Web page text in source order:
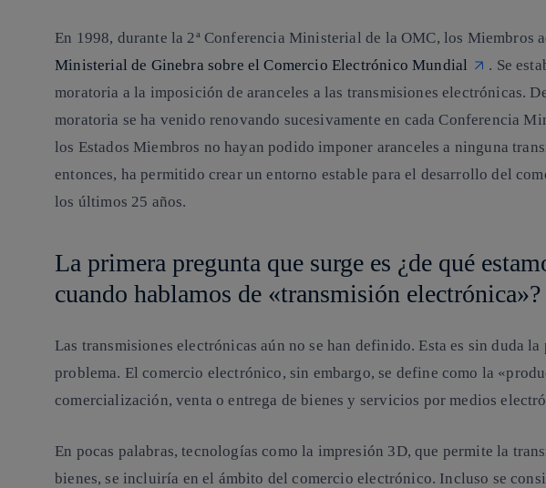
En 1998, durante la 2ª Conferencia Ministerial de la OMC, los Miembros
Ministerial de Ginebra sobre el Comercio Electrónico Mundial
. Se
moratoria a la imposición de aranceles a las transmisiones electrónicas.
moratoria se ha venido renovando sucesivamente en cada Conferencia
los Estados Miembros no hayan podido imponer aranceles a ninguna
entonces, ha permitido crear un entorno estable para el desarrollo del
los últimos 25 años.
La primera pregunta que surge es ¿de qué
cuando hablamos de «transmisión electrónica»?
Las transmisiones electrónicas aún no se han definido. Esta es sin duda la
problema. El comercio electrónico, sin embargo, se define como la
comercialización, venta o entrega de bienes y servicios por medios
En pocas palabras, tecnologías como la impresión 3D, que permite la
bienes, se incluiría en el ámbito del comercio electrónico. Incluso se